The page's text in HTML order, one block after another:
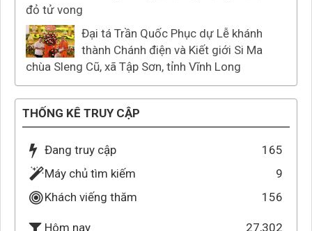
đỏ tử vong
Đại tá Trần Quốc Phục dự Lễ khánh
thành Chánh điện và Kiết giới Si Ma
chùa Sleng Cũ, xã Tập Sơn, tỉnh Vĩnh Long
THỐNG KÊ TRUY CẬP
Đang truy cập
165
Máy chủ tìm kiếm
9
Khách viếng thăm
156
Hôm nay
27,302